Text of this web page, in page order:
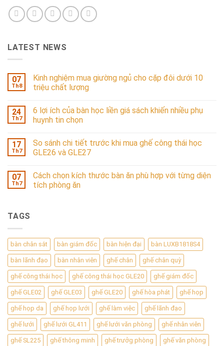
LATEST NEWS
07
Th8
Kinh nghiệm mua giường ngủ cho cặp đôi dưới 10
triệu chất lượng
24
Th7
6 lợi ích của bàn học liền giá sách khiến nhiều phụ
huynh tin chọn
17
Th7
So sánh chi tiết trước khi mua ghế công thái học
GLE26 và GLE27
07
Th7
Cách chọn kích thước bàn ăn phù hợp với từng diện
tích phòng ăn
TAGS
bàn chân sắt bàn giám đốc bàn hiện đại bàn LUXB1818S4
bàn lãnh đạo bàn nhân viên ghế chân ghế chân quỳ
ghế công thái học ghế công thái học GLE20 ghế giám đốc
ghế GLE02 ghế GLE03 ghế GLE20 ghế hòa phát ghế họp
ghế họp da ghế họp lưới ghế làm việc ghế lãnh đạo
ghế lưới ghế lưới GL411 ghế lưới văn phòng ghế nhân viên
ghế SL225 ghế thông minh ghế trưởg phòng ghế văn phòng